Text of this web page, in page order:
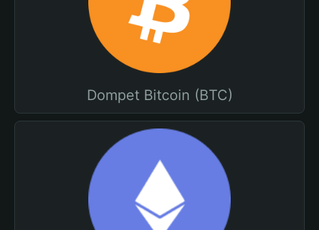
Dompet Bitcoin (BTC)